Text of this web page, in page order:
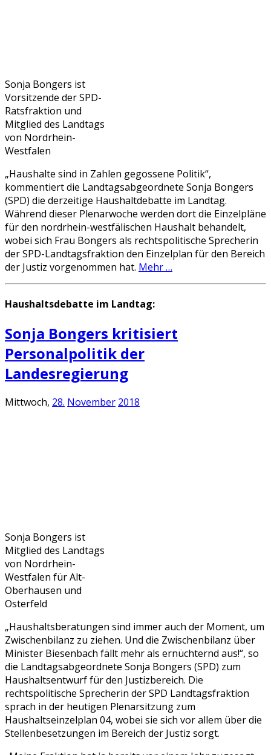
Sonja Bongers ist
Vorsitzende der SPD-
Ratsfraktion und
Mitglied des Landtags
von Nordrhein-
Westfalen
„Haushalte sind in Zahlen gegossene Politik“,
kommentiert die Landtagsabgeordnete Sonja Bongers
(SPD) die derzeitige Haushaltdebatte im Landtag.
Während dieser Plenarwoche werden dort die Einzelpläne
für den nordrhein-westfälischen Haushalt behandelt,
wobei sich Frau Bongers als rechtspolitische Sprecherin
der SPD-Landtagsfraktion den Einzelplan für den Bereich
der Justiz vorgenommen hat. Mehr …
Haushaltsdebatte im Landtag:
Sonja Bongers kritisiert
Personalpolitik der
Landesregierung
Mittwoch, 28. November 2018
Sonja Bongers ist
Mitglied des Landtags
von Nordrhein-
Westfalen für Alt-
Oberhausen und
Osterfeld
„Haushaltsberatungen sind immer auch der Moment, um
Zwischenbilanz zu ziehen. Und die Zwischenbilanz über
Minister Biesenbach fällt mehr als ernüchternd aus!“, so
die Landtagsabgeordnete Sonja Bongers (SPD) zum
Haushaltsentwurf für den Justizbereich. Die
rechtspolitische Sprecherin der SPD Landtagsfraktion
sprach in der heutigen Plenarsitzung zum
Haushaltseinzelplan 04, wobei sie sich vor allem über die
Stellenbesetzungen im Bereich der Justiz sorgt.